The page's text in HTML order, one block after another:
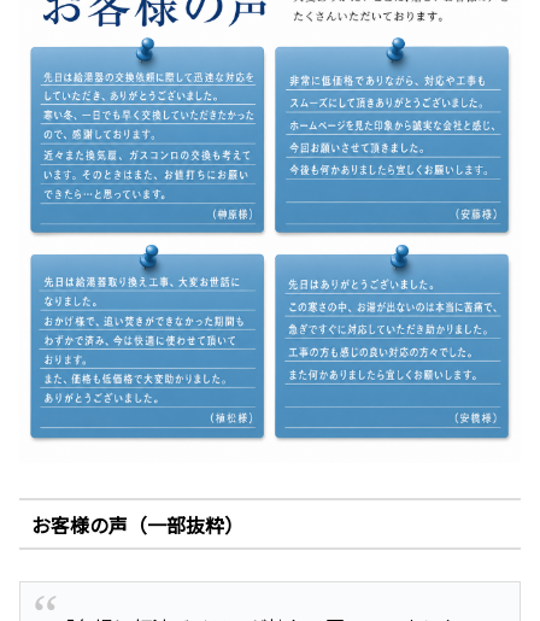
お客様の声（一部抜粋）